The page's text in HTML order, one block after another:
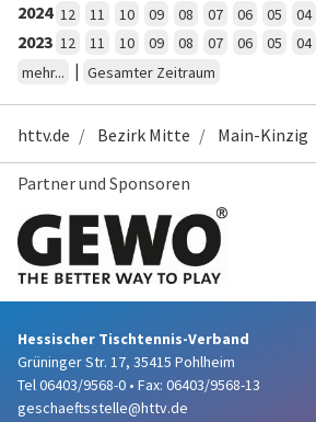
2024 12 11 10 09 08 07 06 05 04
2023 12 11 10 09 08 07 06 05 04
mehr...
| Gesamter Zeitraum
httv.de Bezirk Mitte Main-Kinzig
Partner und Sponsoren
Hessischer Tischtennis-Verband
Grüninger Str. 17, 35415 Pohlheim
Tel 06403/9568-0 • Fax: 06403/9568-13
geschaeftsstelle@httv.de